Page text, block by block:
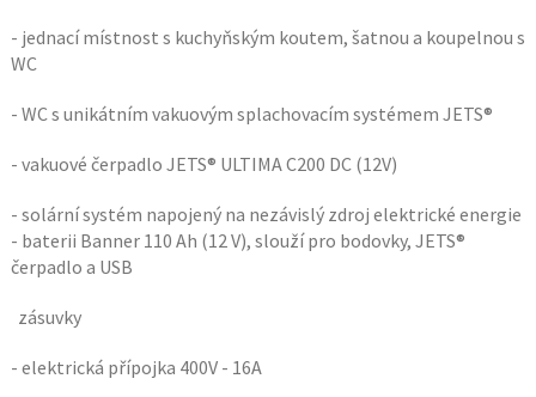
- jednací místnost s kuchyňským koutem, šatnou a koupelnou s
WC
- WC s unikátním vakuovým splachovacím systémem JETS®
- vakuové čerpadlo JETS® ULTIMA C200 DC (12V)
- solární systém napojený na nezávislý zdroj elektrické energie
- baterii Banner 110 Ah (12 V), slouží pro bodovky, JETS®
čerpadlo a USB
zásuvky
- elektrická přípojka 400V - 16A